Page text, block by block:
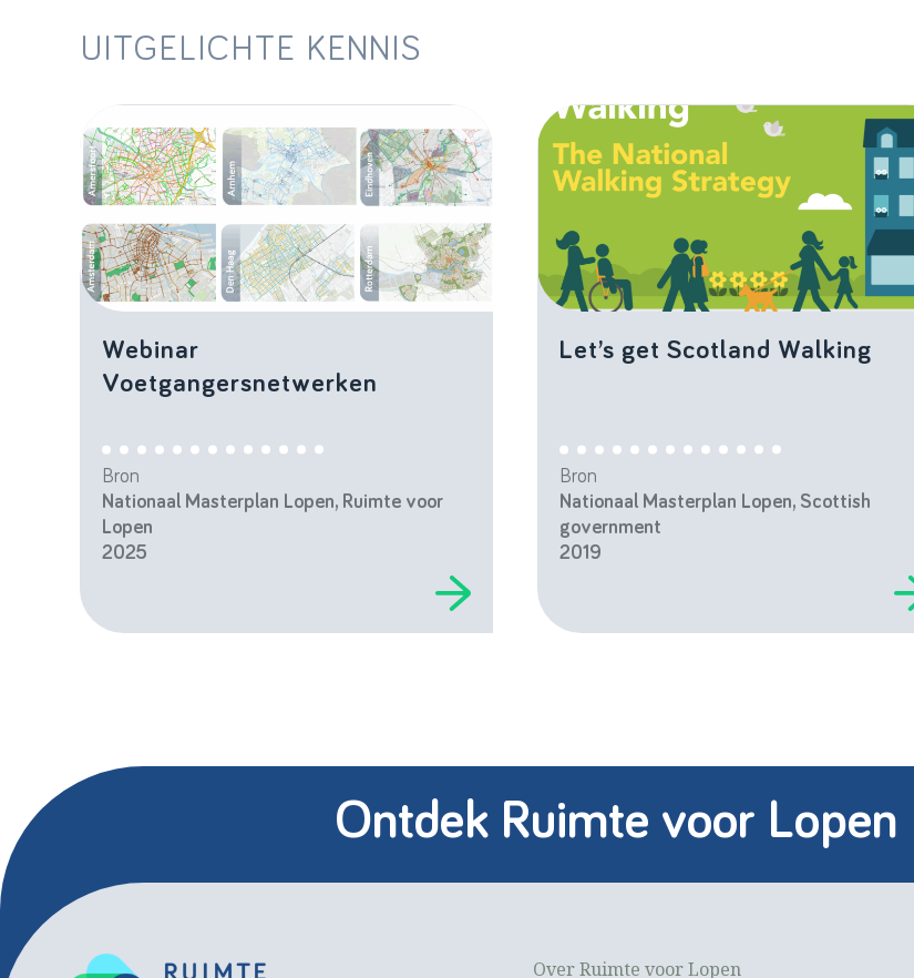
UITGELICHTE KENNIS
Webinar
Voetgangersnetwerken
Bron
Nationaal Masterplan Lopen, Ruimte voor
Lopen
2025
Let’s get Scotland Walking
Bron
Nationaal Masterplan Lopen, Scottish
government
2019
Ontdek Ruimte voor Lopen
Over Ruimte voor Lopen